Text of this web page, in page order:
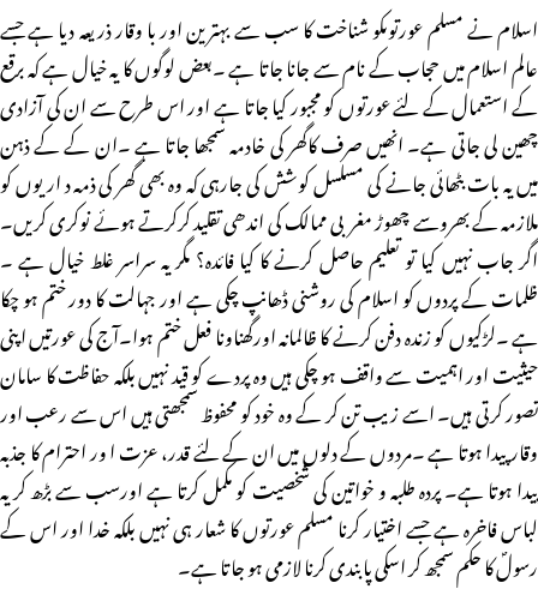
اسلام نے مسلم عورتوںکو شناخت کا سب سے بہترین اور با وقار ذریعہ دیا ہے جسے
عالم اسلام میں حجاب کے نام سے جانا جاتا ہے ۔بعض لوگوں کا یہ خیال ہے کہ برقع
کے استعمال کے لئے عورتوں کو مجبور کیا جاتا ہے اور اس طرح سے ان کی آزادی
چھین لی جاتی ہے۔ انھیں صرف کاگھر کی خادمہ سمجھا جاتا ہے ۔ان کے کے ذہن
میں یہ بات بٹھائی جانے کی مسلسل کوشش کی جارہی کہ وہ بھی گھر کی ذمہ د اریوں کو
ملازمہ کے بھروسے چھوڑ مغربی ممالک کی اندھی تقلید کرکرتے ہوئے نوکری کریں۔
اگر جاب نہیں کیا تو تعلیم حاصل کرنے کا کیا فائدہ؟ مگر یہ سراسر غلط خیال ہے ۔
ظلمات کے پردوں کو اسلام کی روشنی ڈھانپ چکی ہے اور جہالت کا دور ختم ہو چکا
ہے ۔لڑکیوں کو زندہ دفن کرنے کا ظالمانہ اورگھناونا فعل ختم ہوا۔آج کی عورتیں اپنی
حیثیت اور اہمیت سے واقف ہو چکی ہیں وہ پردے کو قید نہیں بلکہ حفاظت کا سامان
تصور کرتی ہیں۔ اسے زیب تن کر کے وہ خود کو محفوظ سمجھتی ہیں اس سے رعب اور
وقار پیدا ہوتا ہے ۔مردوں کے دلوں میں ان کے لئے قدر، عزت ا ور احترام کا جذبہ
پیدا ہوتا ہے۔ پردہ طلبہ و خواتین کی شخصیت کو مکمل کرتا ہے اورسب سے بڑھ کر یہ
لباس فاخرہ ہے جسے اختیار کرنا مسلم عورتوں کا شعار ہی نہیں بلکہ خدا اور اس کے
رسولؐ کا حکم سمجھ کر اسکی پابندی کرنا لازمی ہو جاتا ہے۔